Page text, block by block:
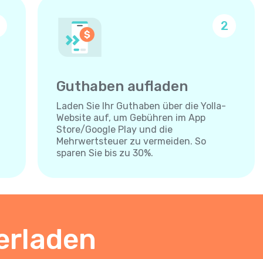
2
Guthaben aufladen
Laden Sie Ihr Guthaben über die Yolla-
Website auf, um Gebühren im App
Store/Google Play und die
Mehrwertsteuer zu vermeiden. So
sparen Sie bis zu 30%.